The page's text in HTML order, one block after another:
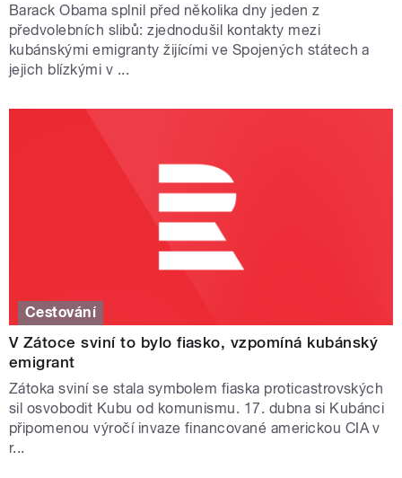
Barack Obama splnil před několika dny jeden z
předvolebních slibů: zjednodušil kontakty mezi
kubánskými emigranty žijícími ve Spojených státech a
jejich blízkými v ...
Cestování
V Zátoce sviní to bylo fiasko, vzpomíná kubánský
emigrant
Zátoka sviní se stala symbolem fiaska proticastrovských
sil osvobodit Kubu od komunismu. 17. dubna si Kubánci
připomenou výročí invaze financované americkou CIA v
r...